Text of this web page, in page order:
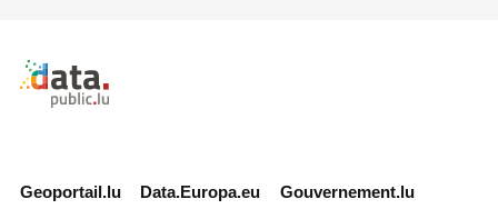
Retour à l'accueil de data.public.lu
Geoportail.lu Data.Europa.eu Gouvernement.lu